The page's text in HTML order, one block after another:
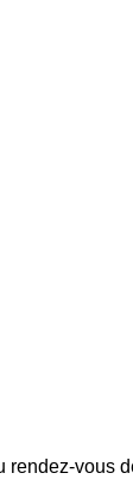
vous